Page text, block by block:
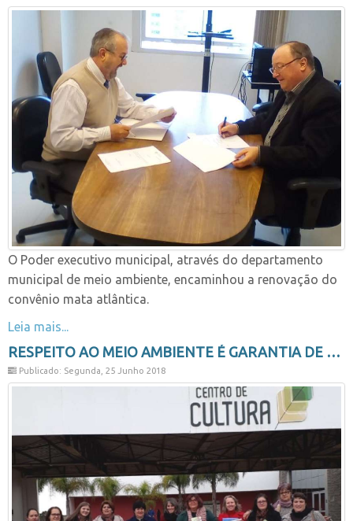
O Poder executivo municipal, através do departamento
municipal de meio ambiente, encaminhou a renovação do
convênio mata atlântica.
Leia mais...
RESPEITO AO MEIO AMBIENTE É GARANTIA DE QUALIDADE DE VIDA
Publicado: Segunda, 25 Junho 2018